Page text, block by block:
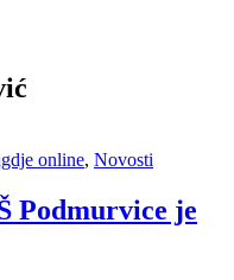
online, Novosti
Podmurvice je